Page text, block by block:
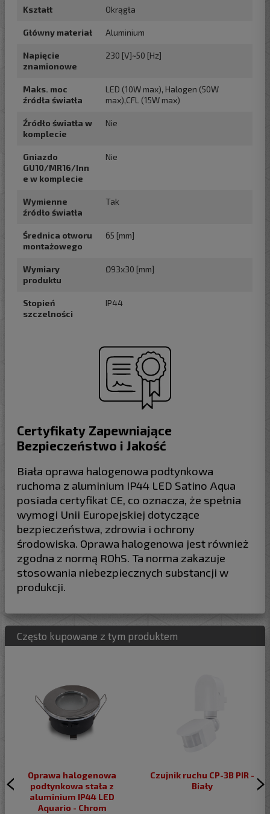
Kształt Okrągła
Główny materiał Aluminium
Napięcie
znamionowe
230 [V]~50 [Hz]
Maks. moc
źródła światła
LED (10W max), Halogen (50W
max),CFL (15W max)
Źródło światła w
komplecie
Nie
Gniazdo
GU10/MR16/Inn
e w komplecie
Nie
Wymienne
źródło światła
Tak
Średnica otworu
montażowego
65 [mm]
Wymiary
produktu
Ø93x30 [mm]
Stopień
szczelności
IP44
Certyfikaty Zapewniające
Bezpieczeństwo i Jakość
Biała oprawa halogenowa podtynkowa
ruchoma z aluminium IP44 LED Satino Aqua
posiada certyfikat CE, co oznacza, że spełnia
wymogi Unii Europejskiej dotyczące
bezpieczeństwa, zdrowia i ochrony
środowiska. Oprawa halogenowa jest również
zgodna z normą ROhS. Ta norma zakazuje
stosowania niebezpiecznych substancji w
produkcji.
Często kupowane z tym produktem
Oprawa halogenowa
podtynkowa stała z
aluminium IP44 LED
Aquario - Chrom
Czujnik ruchu CP-3B PIR -
Biały